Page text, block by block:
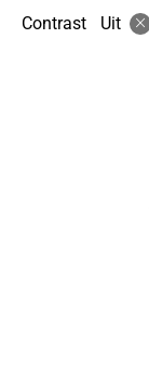
Contrast Uit